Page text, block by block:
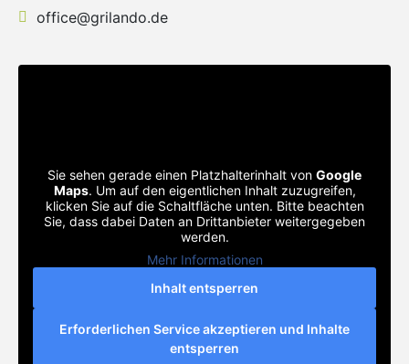
office@grilando.de
Sie sehen gerade einen Platzhalterinhalt von Google
Maps. Um auf den eigentlichen Inhalt zuzugreifen,
klicken Sie auf die Schaltfläche unten. Bitte beachten
Sie, dass dabei Daten an Drittanbieter weitergegeben
werden.
Mehr Informationen
Inhalt entsperren
Erforderlichen Service akzeptieren und Inhalte
entsperren